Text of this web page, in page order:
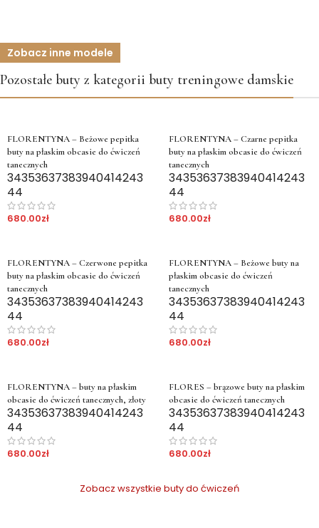
Zobacz inne modele
Pozostałe buty z kategorii buty treningowe damskie
FLORENTYNA – Beżowe pepitka
buty na płaskim obcasie do ćwiczeń
tanecznych
34353637383940414243
44
680.00zł
FLORENTYNA – Czarne pepitka
buty na płaskim obcasie do ćwiczeń
tanecznych
34353637383940414243
44
680.00zł
FLORENTYNA – Czerwone pepitka
buty na płaskim obcasie do ćwiczeń
tanecznych
34353637383940414243
44
680.00zł
FLORENTYNA – Beżowe buty na
płaskim obcasie do ćwiczeń
tanecznych
34353637383940414243
44
680.00zł
FLORENTYNA – buty na płaskim
obcasie do ćwiczeń tanecznych, złoty
34353637383940414243
44
680.00zł
FLORES – brązowe buty na płaskim
obcasie do ćwiczeń tanecznych
34353637383940414243
44
680.00zł
Zobacz wszystkie buty do ćwiczeń